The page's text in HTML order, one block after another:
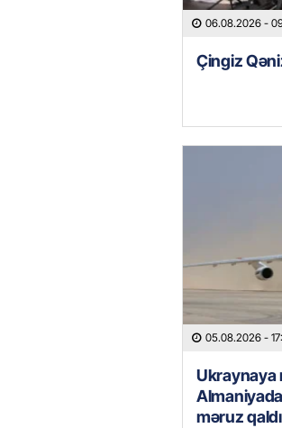
06.08.2026 -
Çingiz
05.08.2026 -
Ukraynaya
məruz qaldı